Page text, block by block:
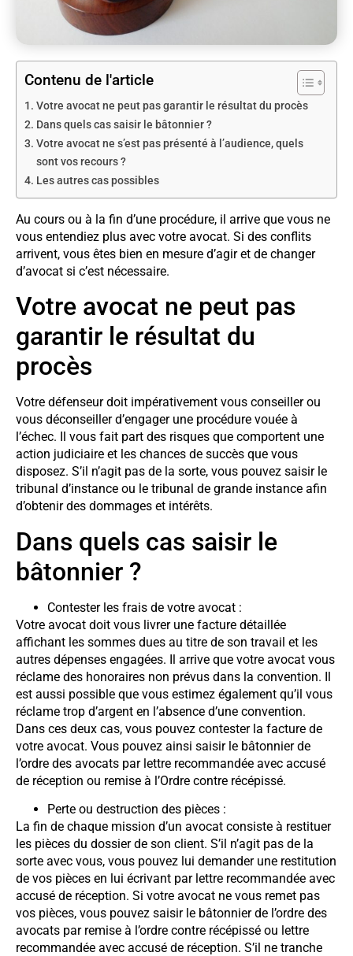
Contenu de l'article
Votre avocat ne peut pas garantir le résultat du procès
Dans quels cas saisir le bâtonnier ?
Votre avocat ne s’est pas présenté à l’audience, quels
sont vos recours ?
Les autres cas possibles
Au cours ou à la fin d’une procédure, il arrive que vous ne
vous entendiez plus avec votre avocat. Si des conflits
arrivent, vous êtes bien en mesure d’agir et de changer
d’avocat si c’est nécessaire.
Votre avocat ne peut pas
garantir le résultat du
procès
Votre défenseur doit impérativement vous conseiller ou
vous déconseiller d’engager une procédure vouée à
l’échec. Il vous fait part des risques que comportent une
action judiciaire et les chances de succès que vous
disposez. S’il n’agit pas de la sorte, vous pouvez saisir le
tribunal d’instance ou le tribunal de grande instance afin
d’obtenir des dommages et intérêts.
Dans quels cas saisir le
bâtonnier ?
Contester les frais de votre avocat :
Votre avocat doit vous livrer une facture détaillée
affichant les sommes dues au titre de son travail et les
autres dépenses engagées. Il arrive que votre avocat vous
réclame des honoraires non prévus dans la convention. Il
est aussi possible que vous estimez également qu’il vous
réclame trop d’argent en l’absence d’une convention.
Dans ces deux cas, vous pouvez contester la facture de
votre avocat. Vous pouvez ainsi saisir le bâtonnier de
l’ordre des avocats par lettre recommandée avec accusé
de réception ou remise à l’Ordre contre récépissé.
Perte ou destruction des pièces :
La fin de chaque mission d’un avocat consiste à restituer
les pièces du dossier de son client. S’il n’agit pas de la
sorte avec vous, vous pouvez lui demander une restitution
de vos pièces en lui écrivant par lettre recommandée avec
accusé de réception. Si votre avocat ne vous remet pas
vos pièces, vous pouvez saisir le bâtonnier de l’ordre des
avocats par remise à l’ordre contre récépissé ou lettre
recommandée avec accusé de réception. S’il ne tranche